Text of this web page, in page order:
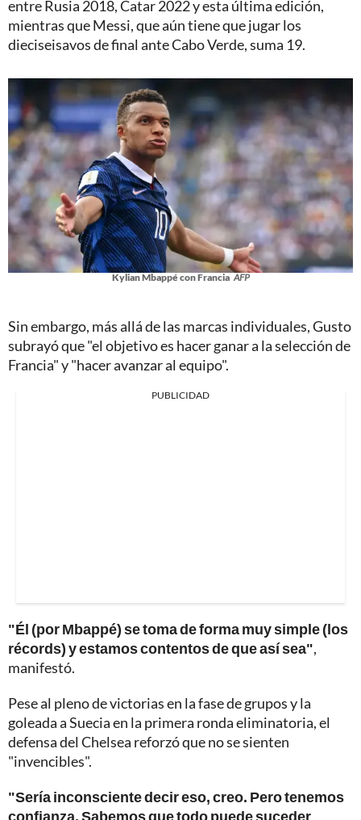
entre Rusia 2018, Catar 2022 y esta última edición,
mientras que Messi, que aún tiene que jugar los
dieciseisavos de final ante Cabo Verde, suma 19.
Kylian Mbappé con Francia AFP
Sin embargo, más allá de las marcas individuales, Gusto
subrayó que "el objetivo es hacer ganar a la selección de
Francia" y "hacer avanzar al equipo".
PUBLICIDAD
"Él (por Mbappé) se toma de forma muy simple (los
récords) y estamos contentos de que así sea",
manifestó.
Pese al pleno de victorias en la fase de grupos y la
goleada a Suecia en la primera ronda eliminatoria, el
defensa del Chelsea reforzó que no se sienten
"invencibles".
"Sería inconsciente decir eso, creo. Pero tenemos
confianza. Sabemos que todo puede suceder